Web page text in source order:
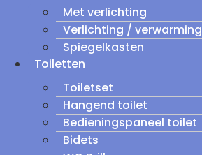
Met verlichting
Verlichting / verwarming
Spiegelkasten
Toiletten
Toiletset
Hangend toilet
Bedieningspaneel toilet
Bidets